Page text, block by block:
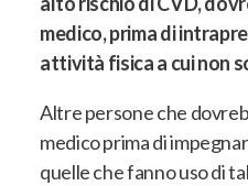
medico, prima di
attività fisica a cui non
Altre persone che
medico prima di
quelle che fanno uso di